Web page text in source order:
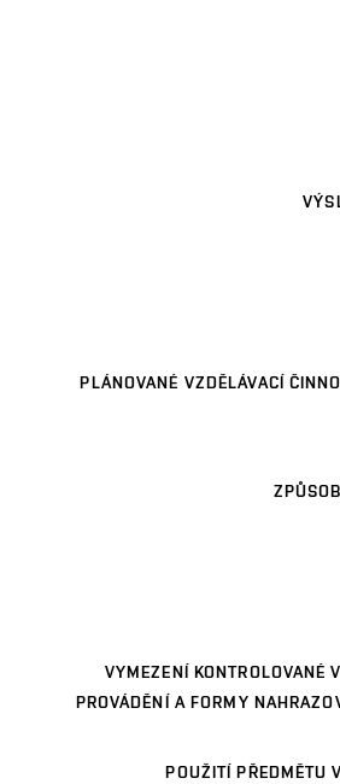
PLÁNOVANÉ VZDĚLÁVACÍ
VYMEZENÍ KONTROLOVANÉ
PROVÁDĚNÍ A FORMY
POUŽITÍ PŘEDMĚTU